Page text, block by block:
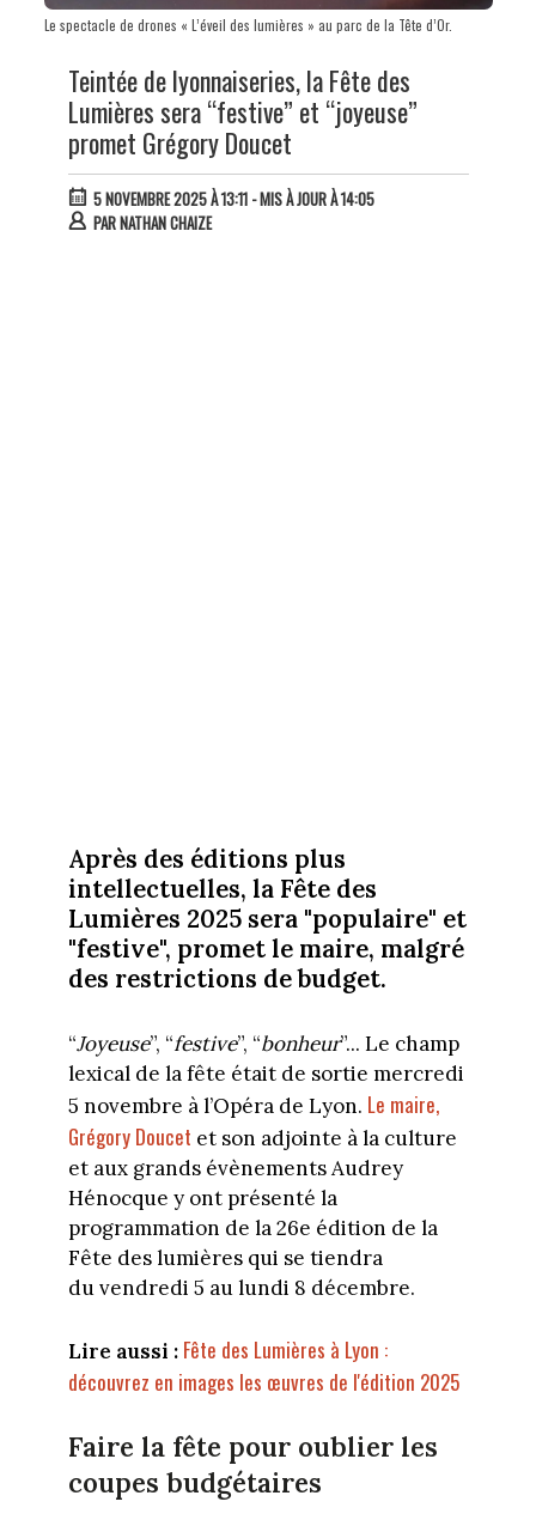
Le spectacle de drones « L’éveil des lumières » au parc de la Tête d’Or.
Teintée de lyonnaiseries, la Fête des
Lumières sera “festive” et “joyeuse”
promet Grégory Doucet
5 NOVEMBRE 2025 À 13:11- MIS À JOUR À 14:05
PARNATHAN CHAIZE
Après des éditions plus
intellectuelles, la Fête des
Lumières 2025 sera "populaire" et
"festive", promet le maire, malgré
des restrictions de budget.
“Joyeuse”, “festive”, “bonheur”... Le champ
lexical de la fête était de sortie mercredi
5 novembre à l’Opéra de Lyon. Le maire,
Grégory Doucet et son adjointe à la culture
et aux grands évènements Audrey
Hénocque y ont présenté la
programmation de la 26e édition de la
Fête des lumières qui se tiendra
du vendredi 5 au lundi 8 décembre.
Lire aussi : Fête des Lumières à Lyon :
découvrez en images les œuvres de l'édition 2025
Faire la fête pour oublier les
coupes budgétaires